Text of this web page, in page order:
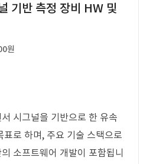
기반 측정 장비 HW 및
원
시그널을 기반으로 한 유속
표로 하며, 주요 기술 스택으로
소프트웨어 개발이 포함됩니